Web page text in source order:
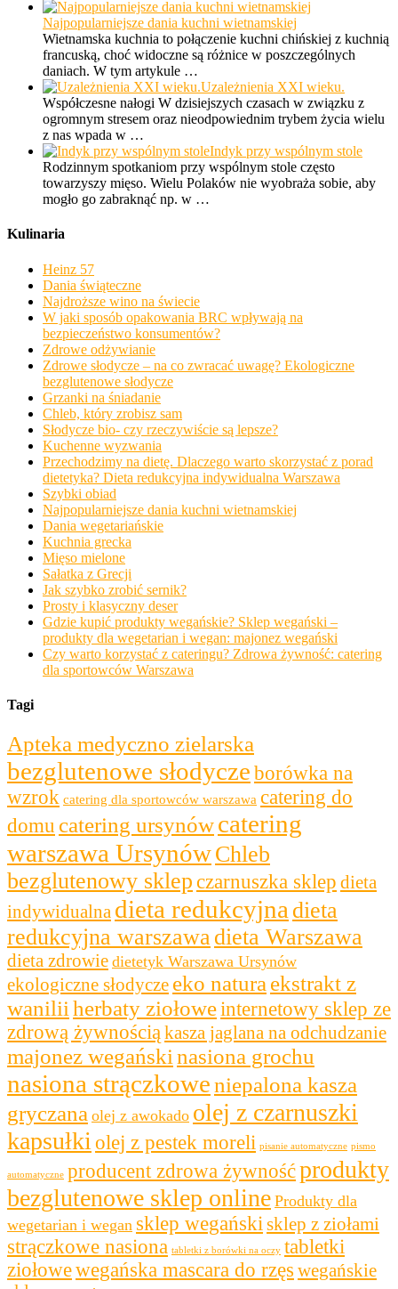
Najpopularniejsze dania kuchni wietnamskiej
Wietnamska kuchnia to połączenie kuchni chińskiej z kuchnią
francuską, choć widoczne są różnice w poszczególnych
daniach. W tym artykule …
Uzależnienia XXI wieku.
Współczesne nałogi W dzisiejszych czasach w związku z
ogromnym stresem oraz nieodpowiednim trybem życia wielu
z nas wpada w …
Indyk przy wspólnym stole
Rodzinnym spotkaniom przy wspólnym stole często
towarzyszy mięso. Wielu Polaków nie wyobraża sobie, aby
mogło go zabraknąć np. w …
Kulinaria
Heinz 57
Dania świąteczne
Najdroższe wino na świecie
W jaki sposób opakowania BRC wpływają na
bezpieczeństwo konsumentów?
Zdrowe odżywianie
Zdrowe słodycze – na co zwracać uwagę? Ekologiczne
bezglutenowe słodycze
Grzanki na śniadanie
Chleb, który zrobisz sam
Słodycze bio- czy rzeczywiście są lepsze?
Kuchenne wyzwania
Przechodzimy na dietę. Dlaczego warto skorzystać z porad
dietetyka? Dieta redukcyjna indywidualna Warszawa
Szybki obiad
Najpopularniejsze dania kuchni wietnamskiej
Dania wegetariańskie
Kuchnia grecka
Mięso mielone
Sałatka z Grecji
Jak szybko zrobić sernik?
Prosty i klasyczny deser
Gdzie kupić produkty wegańskie? Sklep wegański –
produkty dla wegetarian i wegan: majonez wegański
Czy warto korzystać z cateringu? Zdrowa żywność: catering
dla sportowców Warszawa
Tagi
Apteka medyczno zielarska
bezglutenowe słodycze borówka na
wzrok catering dla sportowców warszawa catering do
domu catering ursynówcatering
warszawa UrsynówChleb
bezglutenowy sklep czarnuszka sklep dieta
indywidualna dieta redukcyjna dieta
redukcyjna warszawadieta Warszawa
dieta zdrowie dietetyk Warszawa Ursynów
ekologiczne słodycze eko natura ekstrakt z
wanilii herbaty ziołoweinternetowy sklep ze
zdrową żywnościąkasza jaglana na odchudzanie
majonez wegański nasiona grochu
nasiona strączkoweniepalona kasza
gryczana olej z awokado olej z czarnuszki
kapsułkiolej z pestek moreli pisanie automatyczne pismo
automatyczne producent zdrowa żywnośćprodukty
bezglutenowe sklep online Produkty dla
wegetarian i wegan sklep wegańskisklep z ziołami
strączkowe nasiona tabletki z borówki na oczy tabletki
ziołowewegańska mascara do rzęs wegańskie